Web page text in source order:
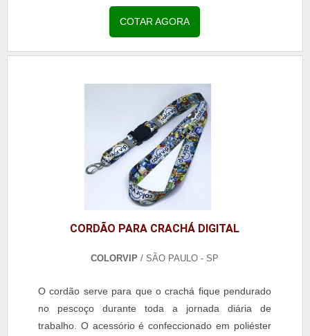
projeto detalhado. Nesta etapa, são apontados todos
os elementos a serem aplicados no cordão.
Entretanto, a finalização de seu design é artesanal, o
COTAR AGORA
CORDÃO PARA CRACHÁ DIGITAL
COLORVIP / SÃO PAULO - SP
O cordão serve para que o crachá fique pendurado
no pescoço durante toda a jornada diária de
trabalho. O acessório é confeccionado em poliéster